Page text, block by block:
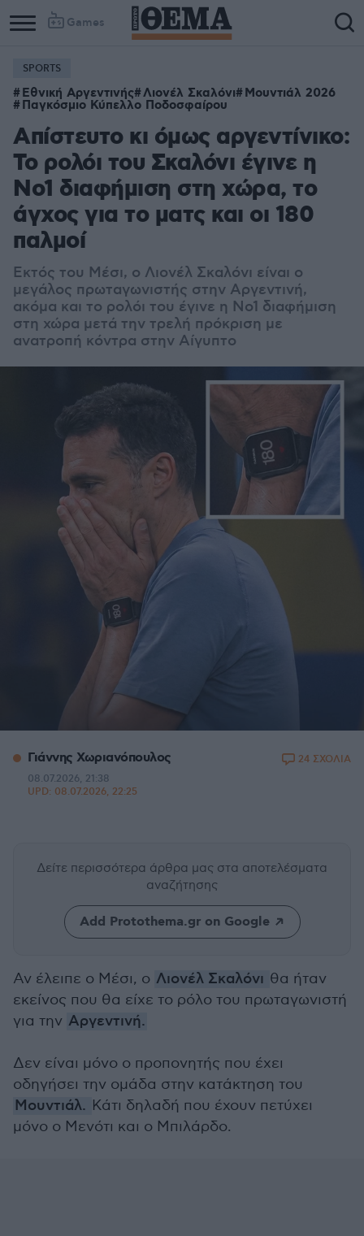
Games
SPORTS
Εθνική Αργεντινής Λιονέλ Σκαλόνι Μουντιάλ 2026
Παγκόσμιο Κύπελλο Ποδοσφαίρου
Απίστευτο κι όμως αργεντίνικο:
Το ρολόι του Σκαλόνι έγινε η
Νο1 διαφήμιση στη χώρα, το
άγχος για το ματς και οι 180
παλμοί
Εκτός του Μέσι, ο Λιονέλ Σκαλόνι είναι ο
μεγάλος πρωταγωνιστής στην Αργεντινή,
ακόμα και το ρολόι του έγινε η Νο1 διαφήμιση
στη χώρα μετά την τρελή πρόκριση με
ανατροπή κόντρα στην Αίγυπτο
Γιάννης Χωριανόπουλος
08.07.2026, 21:38
UPD: 08.07.2026, 22:25
24 ΣΧΟΛΙΑ
Δείτε περισσότερα άρθρα μας στα αποτελέσματα
αναζήτησης
Add Protothema.gr on Google
Αν έλειπε ο Μέσι, ο Λιονέλ Σκαλόνι θα ήταν
εκείνος που θα είχε το ρόλο του πρωταγωνιστή
για την Αργεντινή.
Δεν είναι μόνο ο προπονητής που έχει
οδηγήσει την ομάδα στην κατάκτηση του
Μουντιάλ. Κάτι δηλαδή που έχουν πετύχει
μόνο ο Μενότι και ο Μπιλάρδο.